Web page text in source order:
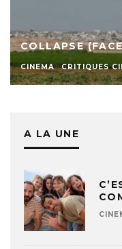
COLLAPSE
CINEMA CRITIQUES
A LA UNE